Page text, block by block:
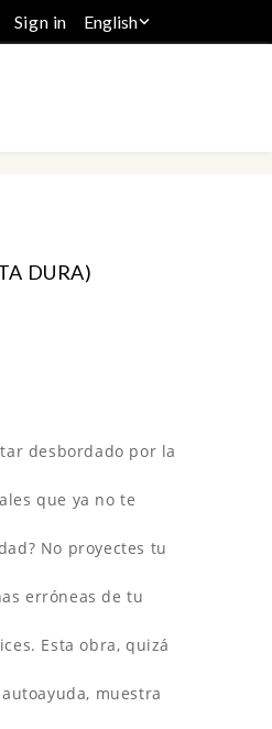
English
Sign in
DURA)
desbordado por la
que ya no te
No proyectes tu
erróneas de tu
Esta obra, quizá
muestra